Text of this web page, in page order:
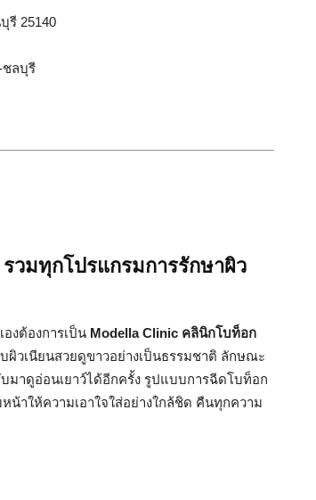
รี 25140
ชลบุรี
วมทุกโปรแกรมการรักษาผิว
งต้องการเป็น Modella Clinic คลินิกโบท็อก
ผิวเนียนสวยดูขาวอย่างเป็นธรรมชาติ ลักษณะ
มาดูอ่อนเยาว์ได้อีกครั้ง รูปแบบการฉีดโบท็อก
าให้ความเอาใจใส่อย่างใกล้ชิด คืนทุกความ